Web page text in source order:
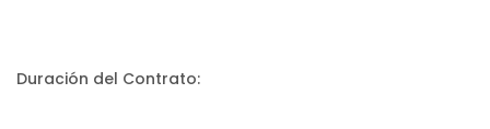
Duración del Contrato: